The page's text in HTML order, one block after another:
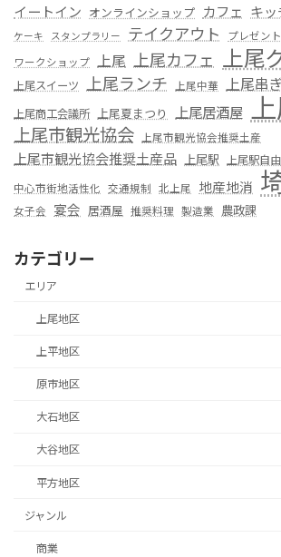
イートイン オンラインショップ カフェ キ
ケーキ スタンプラリー テイクアウト プレゼント
ワークショップ 上尾 上尾カフェ 上尾
上尾スイーツ 上尾ランチ 上尾中華 上尾串
上尾商工会議所 上尾夏まつり 上尾居酒屋
上尾市観光協会 上尾市観光協会推奨土産
上尾市観光協会推奨土産品 上尾駅 上尾駅自
中心市街地活性化 交通規制 北上尾 地産地消
女子会 宴会 居酒屋 推奨料理 製造業 農政課
カテゴリー
エリア
上尾地区
上平地区
原市地区
大石地区
大谷地区
平方地区
ジャンル
商業